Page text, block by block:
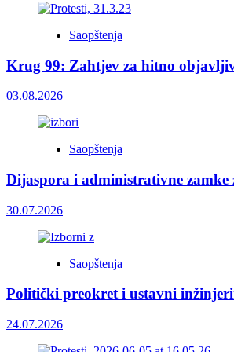
Saopštenja
Krug 99: Zahtjev za hitno
03.08.2026
Saopštenja
Dijaspora i administrativne zamke
30.07.2026
Saopštenja
Politički preokret i ustavni
24.07.2026